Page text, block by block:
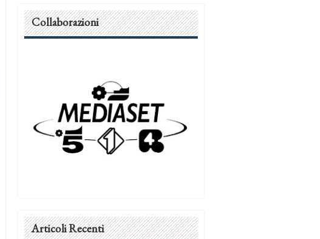
Collaborazioni
Articoli Recenti